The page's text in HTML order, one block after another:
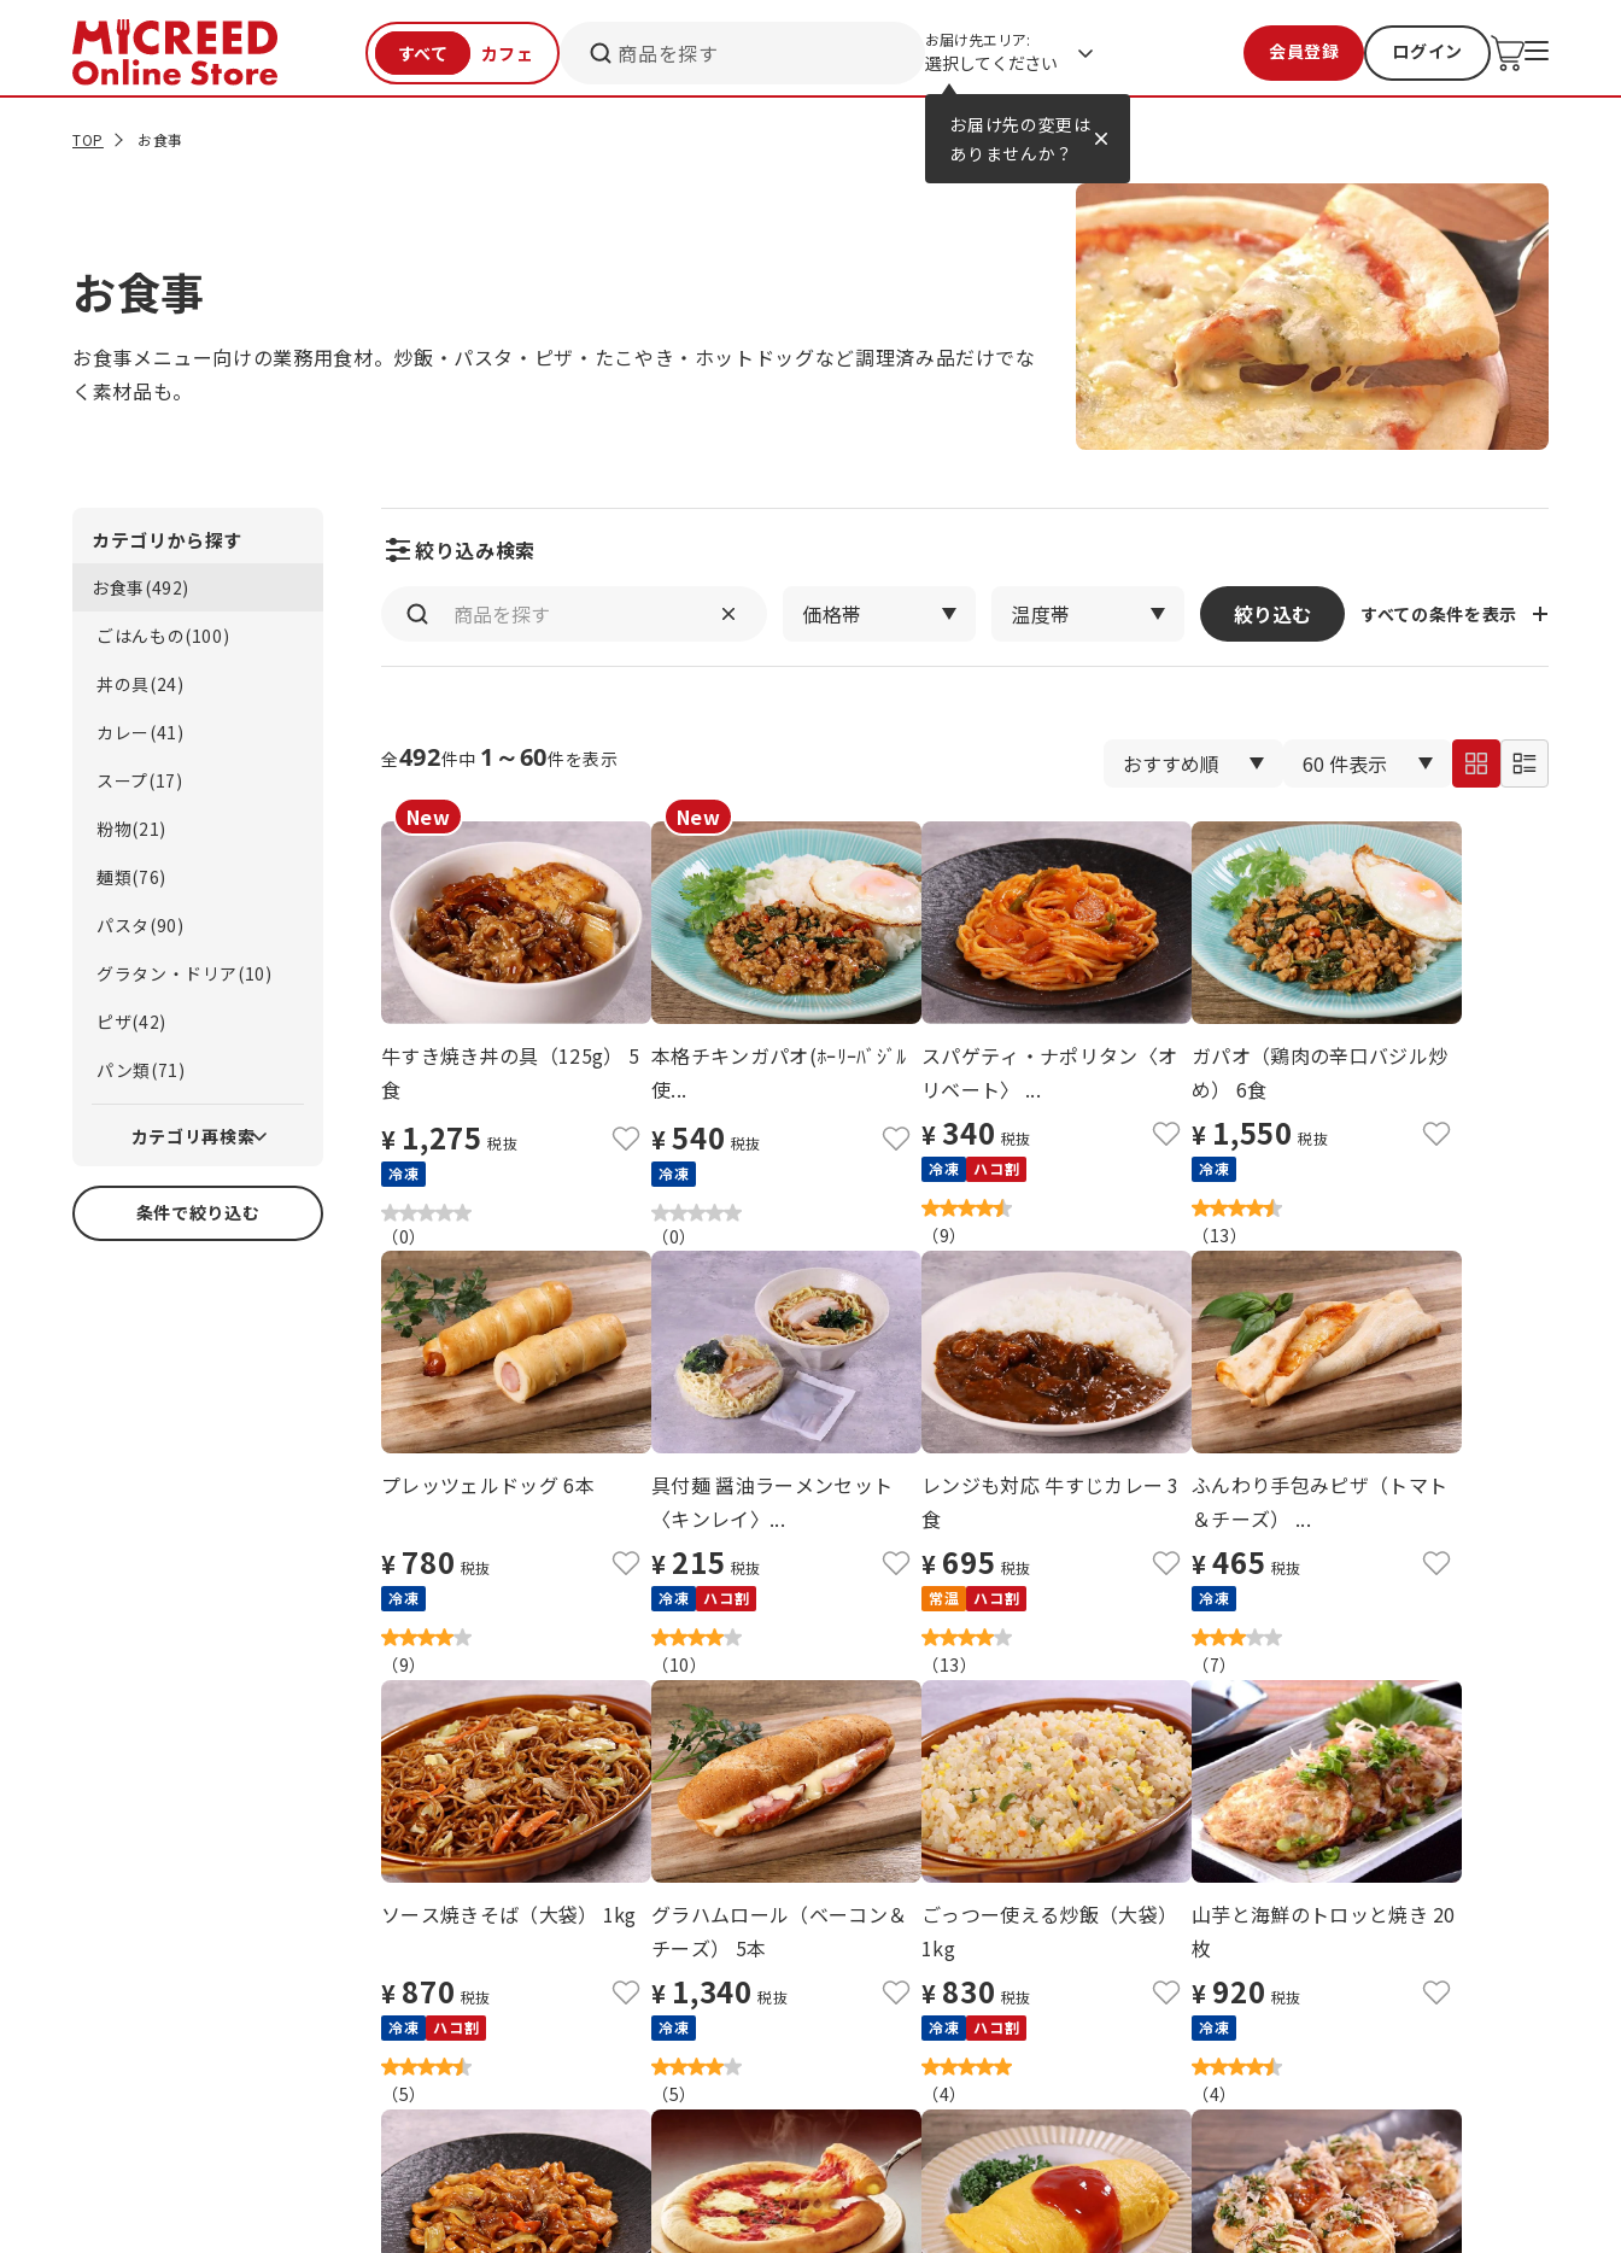
お届け先の変更は
ありませんか？
商品を探す お届け先エリア:
選択してください 会員登録 ログイン
お気に入り 過去購入
TOP お食事
お食事
お食事メニュー向けの業務用食材。炒飯・パスタ・ピザ・たこやき・ホットドッグなど調理済み品だけでな
く素材品も。
絞り込み検索
価格帯 温度帯 絞り込む すべての条件を表示
全492件中 1～60件を表示
牛すき焼き丼の具（125g） 5
食
¥ 1,275 税抜
冷凍
（0）
本格チキンガパオ(ﾎｰﾘｰﾊﾞｼﾞﾙ
使...
¥540 税抜
冷凍
（0）
スパゲティ・ナポリタン〈オ
リベート〉 ...
¥ 340 税抜
冷凍
ハコ割
（9）
ガパオ（鶏肉の辛口バジル炒
め） 6食
¥ 1,550 税抜
冷凍
（13）
プレッツェルドッグ 6本
¥ 780 税抜
冷凍
（9）
具付麺 醤油ラーメンセット
〈キンレイ〉...
¥ 215 税抜
冷凍
ハコ割
（10）
レンジも対応 牛すじカレー 3
食
¥ 695 税抜
常温
ハコ割
（13）
ふんわり手包みピザ（トマト
＆チーズ） ...
¥465 税抜
冷凍
（7）
ソース焼きそば（大袋） 1kg
¥ 870 税抜
冷凍
ハコ割
（5）
グラハムロール（ベーコン＆
チーズ） 5本
¥ 1,340 税抜
冷凍
（5）
ごっつー使える炒飯（大袋）
1kg
¥ 830 税抜
冷凍
ハコ割
（4）
山芋と海鮮のトロッと焼き 20
枚
¥ 920 税抜
冷凍
（4）
カテゴリから探す
お食事(492)
ごはんもの(100)
丼の具(24)
カレー(41)
スープ(17)
粉物(21)
麺類(76)
パスタ(90)
グラタン・ドリア(10)
ピザ(42)
パン類(71)
カテゴリ再検索
条件で絞り込む